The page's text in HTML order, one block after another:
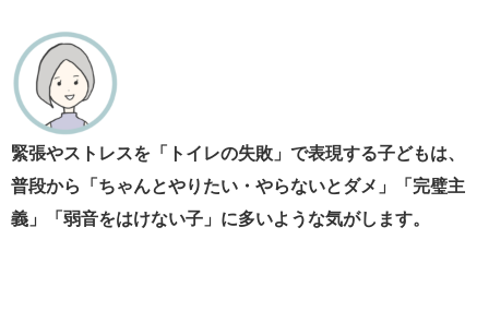
緊張やストレスを「トイレの失敗」で表現する子どもは、
普段から「ちゃんとやりたい・やらないとダメ」「完璧主
義」「弱音をはけない子」に多いような気がします。